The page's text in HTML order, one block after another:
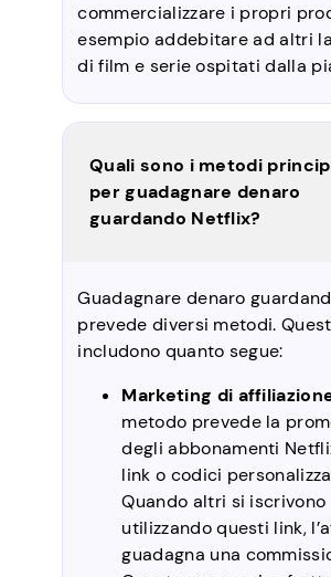
commercializzare i propri
esempio addebitare ad altri
di film e serie ospitati dalla
Quali sono i metodi
per guadagnare denaro
guardando Netflix?
Guadagnare denaro
prevede diversi metodi.
includono quanto segue:
Marketing di
metodo prevede la
degli abbonamenti
link o codici
Quando altri si iscrivono
utilizzando questi link,
guadagna una